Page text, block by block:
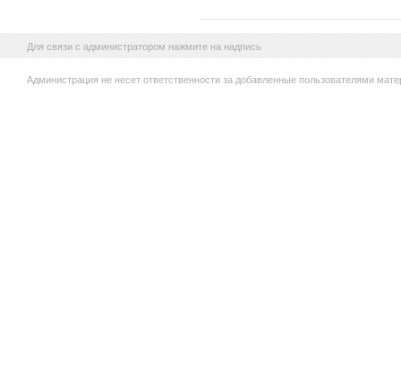
Для связи с администратором нажмите на надпись
Администрация не несет ответственности за добавленные пользователями